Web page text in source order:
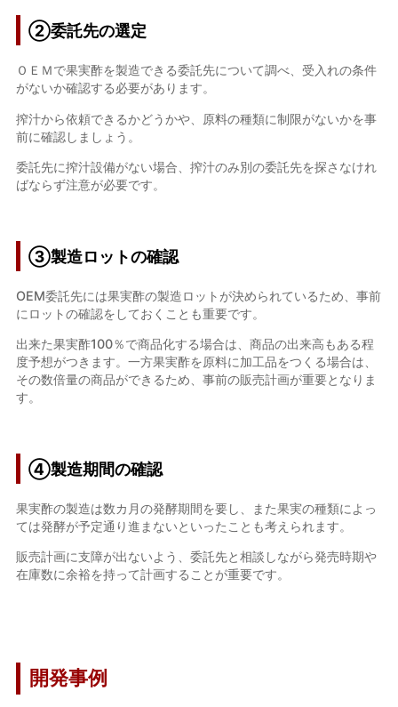
②委託先の選定
ＯＥＭで果実酢を製造できる委託先について調べ、受入れの条件
がないか確認する必要があります。
搾汁から依頼できるかどうかや、原料の種類に制限がないかを事
前に確認しましょう。
委託先に搾汁設備がない場合、搾汁のみ別の委託先を探さなけれ
ばならず注意が必要です。
③製造ロットの確認
OEM委託先には果実酢の製造ロットが決められているため、事前
にロットの確認をしておくことも重要です。
出来た果実酢100％で商品化する場合は、商品の出来高もある程
度予想がつきます。一方果実酢を原料に加工品をつくる場合は、
その数倍量の商品ができるため、事前の販売計画が重要となりま
す。
④製造期間の確認
果実酢の製造は数カ月の発酵期間を要し、また果実の種類によっ
ては発酵が予定通り進まないといったことも考えられます。
販売計画に支障が出ないよう、委託先と相談しながら発売時期や
在庫数に余裕を持って計画することが重要です。
開発事例